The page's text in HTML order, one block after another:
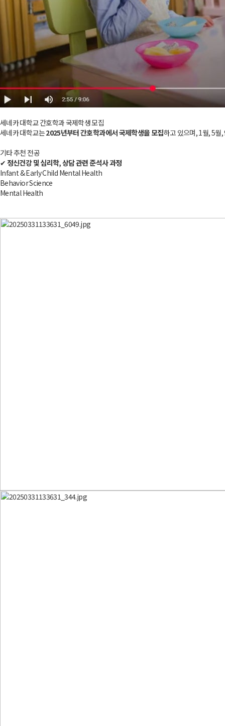
세네카 대학교 간호학과 국제학생 모집
세네카 대학교는2025년부터 간호학과에서 국제학생을 모집하고 있으며, 1월, 5월
기타 추천 전공
✔ 정신건강 및 심리학, 상담 관련 준석사 과정
Infant & Early Child Mental Health
Behavior Science
Mental Health